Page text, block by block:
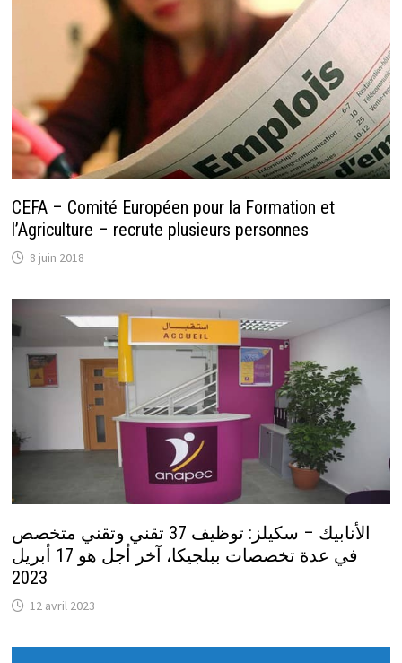
CEFA – Comité Européen pour la Formation et
l’Agriculture – recrute plusieurs personnes
8 juin 2018
الأنابيك – سكيلز: توظيف 37 تقني وتقني متخصص
في عدة تخصصات ببلجيكا، آخر أجل هو 17 أبريل
2023
12 avril 2023